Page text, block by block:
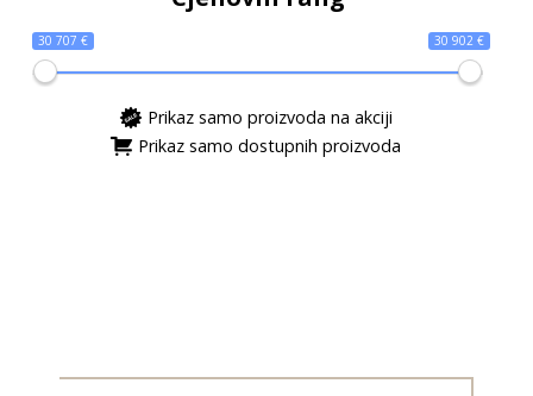
30 707 € 30 902 €
Prikaz samo proizvoda na akciji
Prikaz samo dostupnih proizvoda